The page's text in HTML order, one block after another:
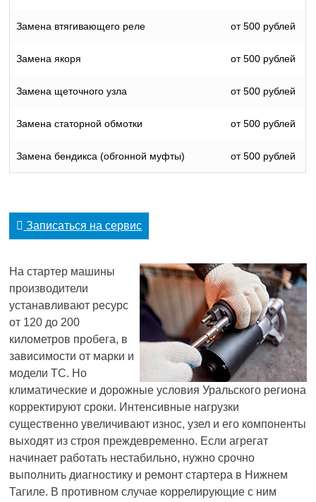
Замена втягивающего реле от 500 рублей
Замена якоря от 500 рублей
Замена щеточного узла от 500 рублей
Замена статорной обмотки от 500 рублей
Замена бендикса (обгонной муфты) от 500 рублей
Записаться на сервис
На стартер машины
производители
устанавливают ресурс
от 120 до 200
километров пробега, в
зависимости от марки и
модели ТС. Но
климатические и дорожные условия Уральского региона
корректируют сроки. Интенсивные нагрузки
существенно увеличивают износ, узел и его компоненты
выходят из строя преждевременно. Если агрегат
начинает работать нестабильно, нужно срочно
выполнить диагностику и ремонт стартера в Нижнем
Тагиле. В противном случае коррелирующие с ним